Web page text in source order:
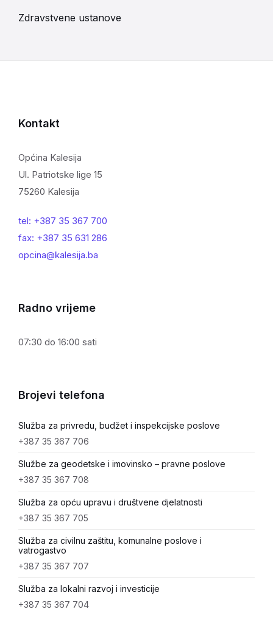
Zdravstvene ustanove
Kontakt
Općina Kalesija
Ul. Patriotske lige 15
75260 Kalesija
tel: +387 35 367 700
fax: +387 35 631 286
opcina@kalesija.ba
Radno vrijeme
07:30 do 16:00 sati
Brojevi telefona
Služba za privredu, budžet i inspekcijske poslove
+387 35 367 706
Službe za geodetske i imovinsko – pravne poslove
+387 35 367 708
Služba za opću upravu i društvene djelatnosti
+387 35 367 705
Služba za civilnu zaštitu, komunalne poslove i
vatrogastvo
+387 35 367 707
Služba za lokalni razvoj i investicije
+387 35 367 704